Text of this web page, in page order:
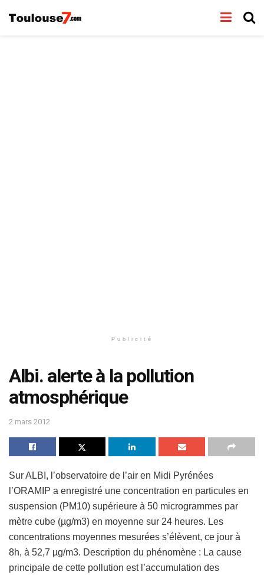
Publicité
Albi. alerte à la pollution
atmosphérique
2 mars 2012
Sur ALBI, l’observatoire de l’air en Midi Pyrénées
l’ORAMIP a enregistré une concentration en particules en
suspension (PM10) supérieure à 50 microgrammes par
mètre cube (µg/m3) en moyenne sur 24 heures. Les
concentrations moyennes mesurées s’élèvent, ce jour à
8h, à 52,7 µg/m3. Description du phénomène : La cause
principale de cette pollution est l’accumulation des